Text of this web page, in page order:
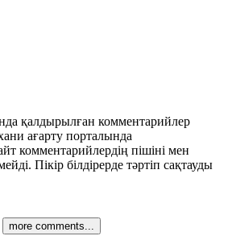
қалдырылған комментарийлер
ағарту порталында
комментарийлердің пішіні мен
Пікір білдірерде тәртіп сақтауды
more comments...